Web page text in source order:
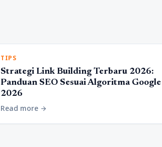
TIPS
Strategi Link Building Terbaru 2026:
Panduan SEO Sesuai Algoritma Google
2026
Read more arrow_forward